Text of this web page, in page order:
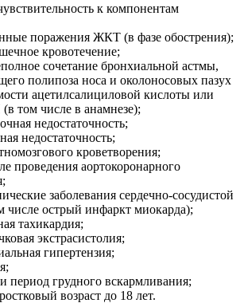
к компонентам
поражения ЖКТ (в фазе обострения);
кровотечение;
сочетание бронхиальной астмы,
полипоза носа и околоносовых пазух
ацетилсалициловой кислоты или
том числе в анамнезе);
недостаточность;
недостаточность;
кроветворения;
проведения аортокоронарного
заболевания сердечно-сосудистой
числе острый инфаркт миокарда);
тахикардия;
экстрасистолия;
гипертензия;
период грудного вскармливания;
возраст до 18 лет.